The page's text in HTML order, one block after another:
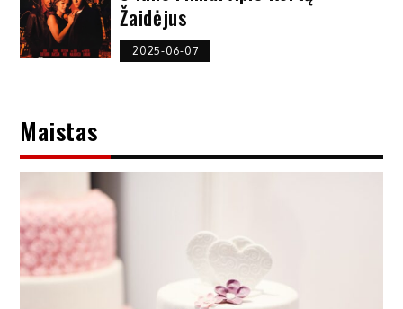
Žaidėjus
2025-06-07
Maistas